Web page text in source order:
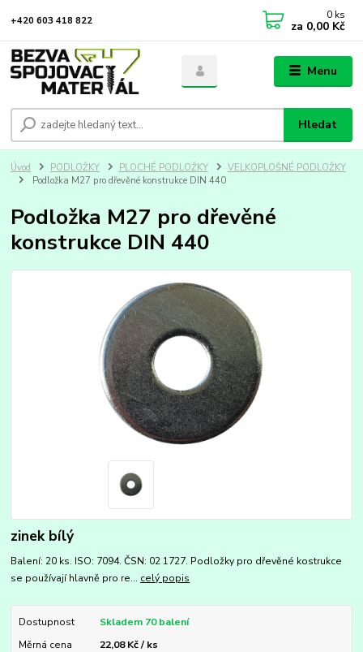
Menu
Hledat
+420 603 418 822 0 ks
za 0,00 Kč
Úvod PODLOŽKY PLOCHÉ PODLOŽKY
VELKOPLOŠNÉ PODLOŽKY
Podložka M27 pro dřevěné konstrukce DIN 440
Podložka M27 pro dřevěné
konstrukce DIN 440
zinek bílý
Balení: 20 ks. ISO: 7094. ČSN: 02 1727. Podložky pro dřevěné kostrukce
se používají hlavně pro re... celý popis
Dostupnost
Skladem 70 balení
Měrná cena
22,08 Kč / ks